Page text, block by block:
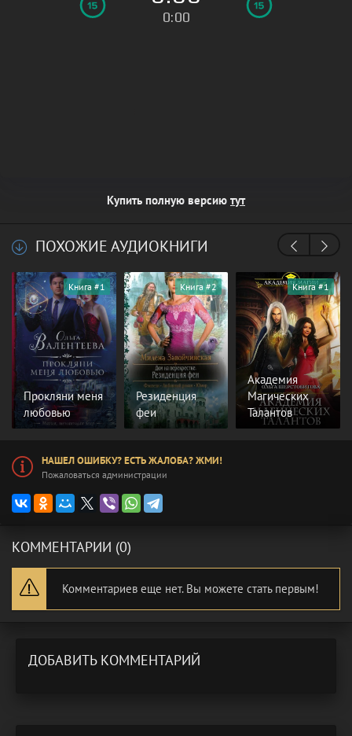
0:00
Купить полную версию тут
ПОХОЖИЕ АУДИОКНИГИ
Прокляни меня
любовью
Книга #1
Резиденция
феи
Книга #2
Академия
Магических
Талантов
Книга #1
НАШЕЛ ОШИБКУ? ЕСТЬ ЖАЛОБА? ЖМИ!
Пожаловаться администрации
КОММЕНТАРИИ (0)
Комментариев еще нет. Вы можете стать первым!
ДОБАВИТЬ КОММЕНТАРИЙ